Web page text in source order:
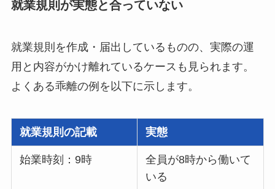
就業規則が実態と合っていない
就業規則を作成・届出しているものの、実際の運
用と内容がかけ離れているケースも見られます。
よくある乖離の例を以下に示します。
就業規則の記載 実態
始業時刻：9時
全員が8時から働いて
いる